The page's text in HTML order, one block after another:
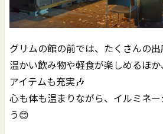
グリムの館の前では、たくさんの出
温かい飲み物や軽食が楽しめるほ
アイテムも充実🎶
心も体も温まりながら、イルミネ
う😊